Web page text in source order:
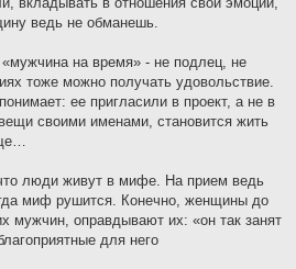
ведь не обманешь.
на время» - не подлец, не
тоже можно получать удовольствие.
ее пригласили в проект, а не в
своими именами, становится жить
люди живут в мифе. На прием ведь
миф рушится. Конечно, женщины до
мужчин, оправдывают их: «он так занят
для него